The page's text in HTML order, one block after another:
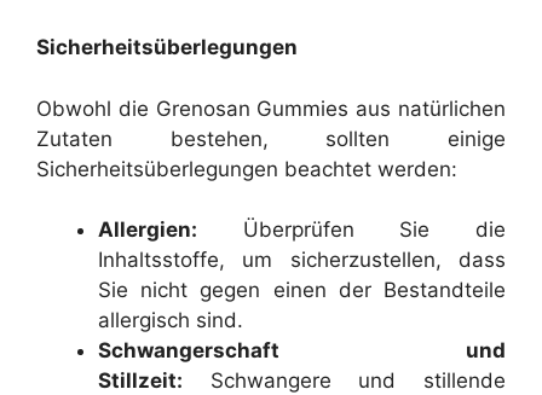
Sicherheitsüberlegungen
Obwohl die Grenosan Gummies aus natürlichen
Zutaten bestehen, sollten einige
Sicherheitsüberlegungen beachtet werden:
Allergien: Überprüfen Sie die
Inhaltsstoffe, um sicherzustellen, dass
Sie nicht gegen einen der Bestandteile
allergisch sind.
Schwangerschaft und
Stillzeit: Schwangere und stillende